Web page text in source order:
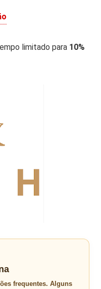
limitado para 10%
frequentes. Alguns